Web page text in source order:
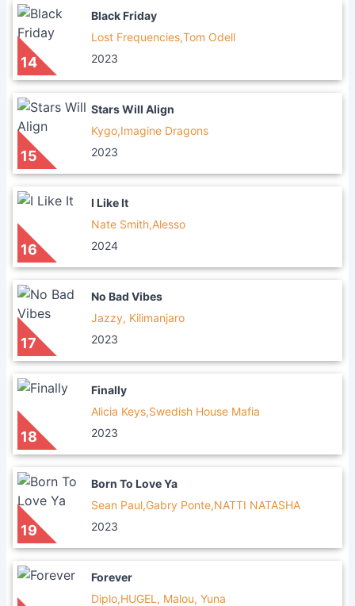
14
Black Friday
Lost Frequencies,Tom Odell
2023
15
Stars Will Align
Kygo,Imagine Dragons
2023
16
I Like It
Nate Smith,Alesso
2024
17
No Bad Vibes
Jazzy, Kilimanjaro
2023
18
Finally
Alicia Keys,Swedish House Mafia
2023
19
Born To Love Ya
Sean Paul,Gabry Ponte,NATTI NATASHA
2023
Forever
Diplo,HUGEL, Malou, Yuna